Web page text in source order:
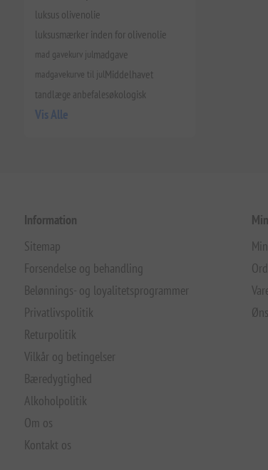
luksus olivenolie
luksusmærker inden for olivenolie
mad gavekurv julmadgave
madgavekurve til julMiddelhavet
tandlæge anbefalesøkologisk
Vis Alle
Information
Sitemap
Forsendelse og behandling
Belønnings- og loyalitetsprogrammer
Privatlivspolitik
Returpolitik
Vilkår og betingelser
Bæredygtighed
Alkoholpolitik
Om os
Kontakt os